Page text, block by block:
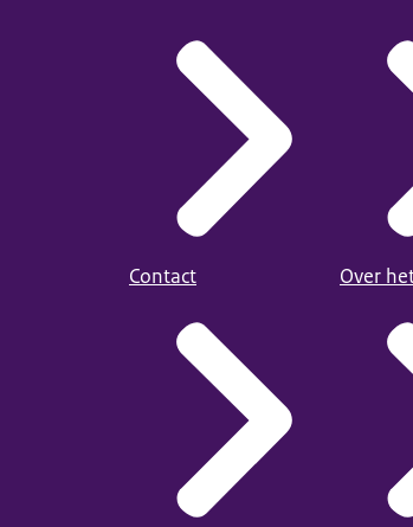
Contact Over